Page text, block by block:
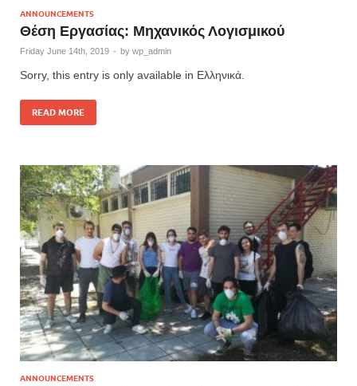
ANNOUNCEMENTS
Θέση Εργασίας: Μηχανικός Λογισμικού
Friday June 14th, 2019 - by wp_admin
Sorry, this entry is only available in Ελληνικά.
READ MORE
ANNOUNCEMENTS